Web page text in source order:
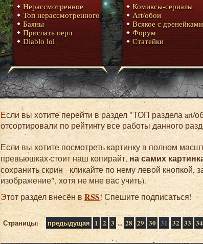
Нерассмотренное
Топ нерассмотренного
Баяны
Прислать перл
Diablo lol
Комиксы-сериалы
Art/обои
Всякое с дренейками
Форум
Статейки
Если вы хотите перейти в раздел "ТОП раздела art/обои" - нет ничего проще. Для вас мы
отсортировали по рейтингу все работы данного
Если вы хотите посмотреть картинку в полном
превьюшках стоит наш копирайт,на самих
сохранить скрин - кликайте по нему левой кнопкой,
изображение", хотя не мне вас учить).
Этот раздел внесён в RSS! Спешите подписаться!
Страницы: предыдущая 1 2 3 ... 28 29 30 31 32 33 34